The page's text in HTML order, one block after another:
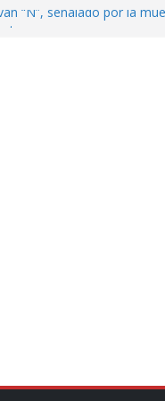
“N”, señalado por la
Veracruz; aumentan a 33
secos